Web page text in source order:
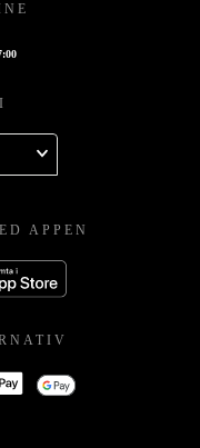
APPEN